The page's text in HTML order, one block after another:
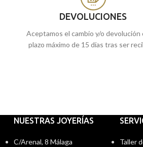
DEVOLUCIONES
Aceptamos el cambio y/o devolución
plazo máximo de 15 días tras ser
NUESTRAS JOYERÍAS
C/Arenal, 8 Málaga Taller